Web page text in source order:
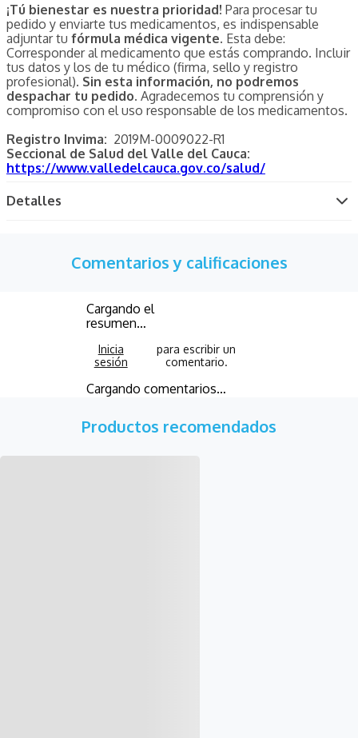
¡Tú bienestar es nuestra prioridad! Para procesar tu
pedido y enviarte tus medicamentos, es indispensable
adjuntar tu fórmula médica vigente. Esta debe:
Corresponder al medicamento que estás comprando. Incluir
tus datos y los de tu médico (firma, sello y registro
profesional). Sin esta información, no podremos
despachar tu pedido. Agradecemos tu comprensión y
compromiso con el uso responsable de los medicamentos.
Registro Invima: 2019M-0009022-R1
Seccional de Salud del Valle del Cauca:
https://www.valledelcauca.gov.co/salud/
Detalles
Comentarios y calificaciones
Cargando el
resumen…
Cargando comentarios…
Productos recomendados